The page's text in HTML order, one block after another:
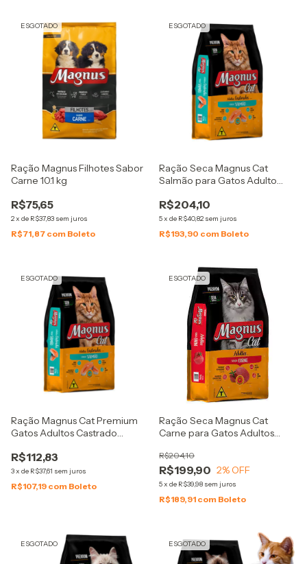
ESGOTADO
Ração Magnus Filhotes Sabor
Carne 10.1 kg
R$75,65
2x de R$37,83 sem juros
R$71,87 com Boleto
ESGOTADO
Ração Seca Magnus Cat
Salmão para Gatos Adulto
R$204,10
5x de R$40,82 sem juros
R$193,90 com Boleto
ESGOTADO
Ração Magnus Cat Premium
Gatos Adultos Castrado
R$112,83
3x de R$37,61 sem juros
R$107,19 com Boleto
ESGOTADO
Ração Seca Magnus Cat
Carne para Gatos Adultos
R$199,90
R$204,10
2% OFF
5x de R$39,98 sem juros
R$189,91 com Boleto
ESGOTADO ESGOTADO